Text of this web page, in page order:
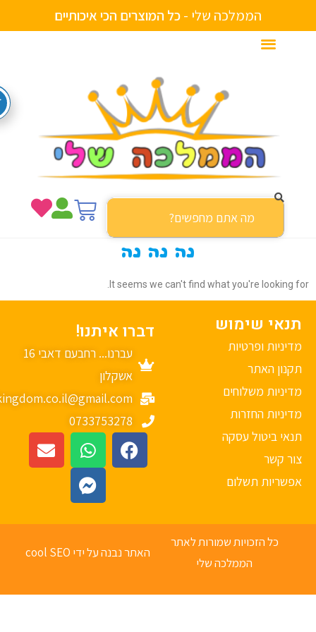
הממלכה שלי -כ ל המ וצריםהכ איכותיים
נה נה נה
It seems we can't find what you're looking
שימוש
ופרטיות
האתר
משלוחים
החזרות
ביטול עסקה
קשר
תשלום
דברו איתנו!
עברנו... רחבעם דאבי 16
אשקלון
mykingdom.co.il@gmail.com
0733753278
כל הזכויות שמורות לאתר
הממלכה שלי
האתר נבנה על ידי cool SEO